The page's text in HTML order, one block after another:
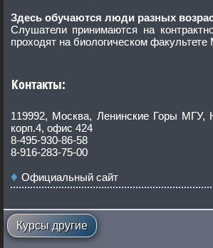
Здесь обучаются люди разных
Слушатели принимаются на контрактной основе. Занятия
Контакты:
119992, Москва, Ленинские Горы МГУ,
корп.4, офис 424
8-495-930-86-58
8-916-283-75-00
Официальный сайт
Курсы другие